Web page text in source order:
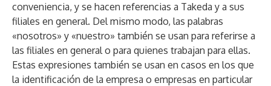
conveniencia, y se hacen referencias a Takeda y a sus
filiales en general. Del mismo modo, las palabras
«nosotros» y «nuestro» también se usan para referirse a
las filiales en general o para quienes trabajan para ellas.
Estas expresiones también se usan en casos en los que
la identificación de la empresa o empresas en particular